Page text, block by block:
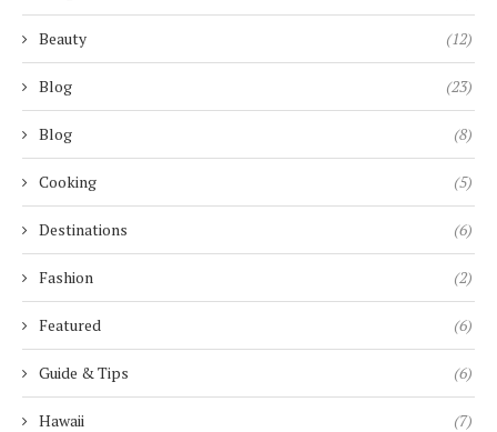
Beauty (12)
Blog (23)
Blog (8)
Cooking (5)
Destinations (6)
Fashion (2)
Featured (6)
Guide & Tips (6)
Hawaii (7)